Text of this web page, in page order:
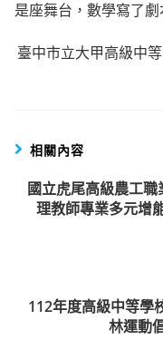
articles
是座舞台，數學寫了劇
臺中市立大甲高級中
相關內容
國立虎尾高級農工
理教師專業多元增
112年度高級中等學
林運動